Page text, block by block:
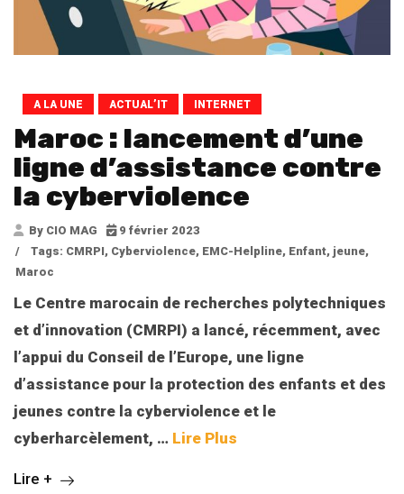
A LA UNE ACTUAL’IT INTERNET
Maroc : lancement d’une
ligne d’assistance contre
la cyberviolence
By CIO MAG
9 février 2023
/
Tags: CMRPI, Cyberviolence, EMC-Helpline, Enfant, jeune,
Maroc
Le Centre marocain de recherches polytechniques
et d’innovation (CMRPI) a lancé, récemment, avec
l’appui du Conseil de l’Europe, une ligne
d’assistance pour la protection des enfants et des
jeunes contre la cyberviolence et le
cyberharcèlement, … Lire Plus
Lire +